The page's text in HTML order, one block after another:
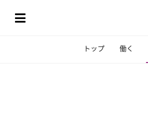
トップ 働く